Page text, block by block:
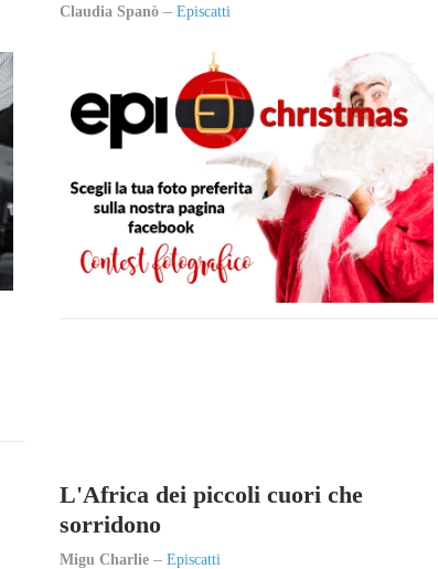
Claudia Spanò Episcatti
L'Africa dei piccoli cuori che
sorridono
Migu Charlie Episcatti